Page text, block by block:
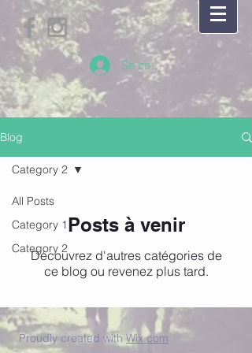
Se connecter
Blog
All Posts
Category 1
Category 2
Category 2
Posts à venir
Découvrez d'autres catégories de
ce blog ou revenez plus tard.
Proudly created withWix.com